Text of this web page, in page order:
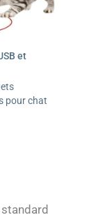
et
pour chat